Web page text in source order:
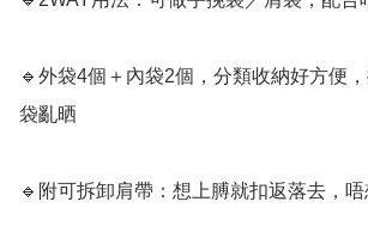
🔹外袋4個＋內袋2個，分類收納好方便
袋亂晒
🔹附可拆卸肩帶：想上膊就扣返落去，唔